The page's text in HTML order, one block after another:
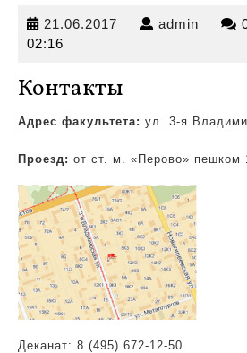
21.06.2017 21.06.2017
admin admin
02:16
Контакты
Адрес факультета: ул. 3-я
Проезд: от ст. м. «Перово» пешком
Деканат: 8 (495) 672-12-50